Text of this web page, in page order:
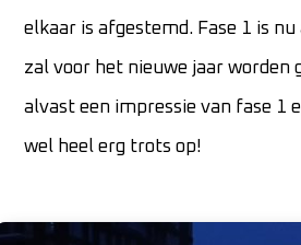
elkaar is afgestemd. Fase 1 is nu
zal voor het nieuwe jaar worden
alvast een impressie van fase 1
wel heel erg trots op!